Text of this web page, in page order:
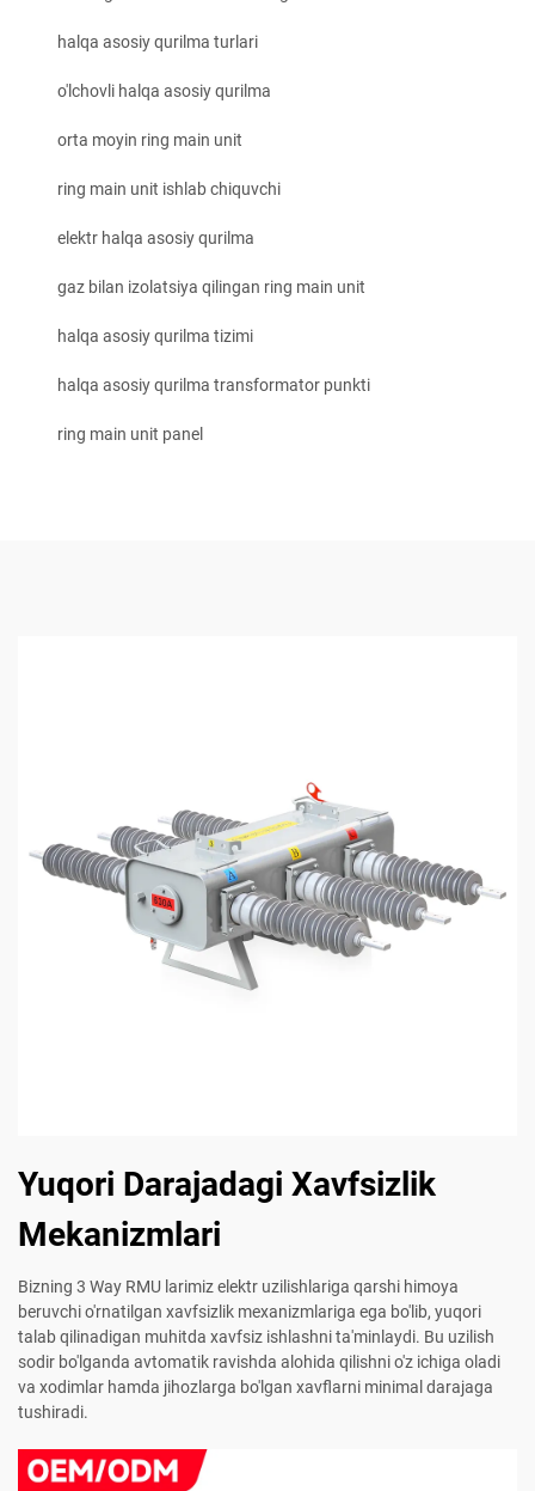
halqa asosiy qurilma turlari
o'lchovli halqa asosiy qurilma
orta moyin ring main unit
ring main unit ishlab chiquvchi
elektr halqa asosiy qurilma
gaz bilan izolatsiya qilingan ring main unit
halqa asosiy qurilma tizimi
halqa asosiy qurilma transformator punkti
ring main unit panel
Yuqori Darajadagi Xavfsizlik
Mekanizmlari
Bizning 3 Way RMU larimiz elektr uzilishlariga qarshi himoya
beruvchi o'rnatilgan xavfsizlik mexanizmlariga ega bo'lib, yuqori
talab qilinadigan muhitda xavfsiz ishlashni ta'minlaydi. Bu uzilish
sodir bo'lganda avtomatik ravishda alohida qilishni o'z ichiga oladi
va xodimlar hamda jihozlarga bo'lgan xavflarni minimal darajaga
tushiradi.